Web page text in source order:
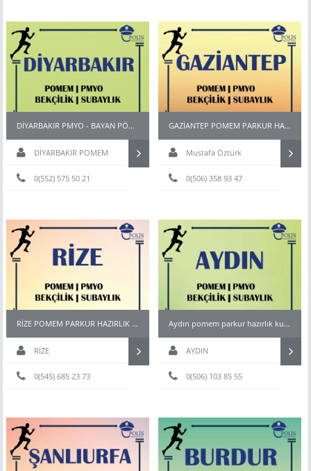
DİYARBAKIR PMYO - BAYAN PÖH - BEKÇİ - POMEM HAZIRLIK KURSU
DİYARBAKIR POMEM
HAZIRLIK KURSU
0(552) 575 50 21
GAZİANTEP POMEM PARKUR HAZIRLIK KURSU
Mustafa Öztürk
0(506) 358 93 47
RİZE POMEM PARKUR HAZIRLIK KURSU
RİZE
0(545) 685 23 73
Aydın pomem parkur hazırlık kursları
AYDIN
0(506) 103 85 55